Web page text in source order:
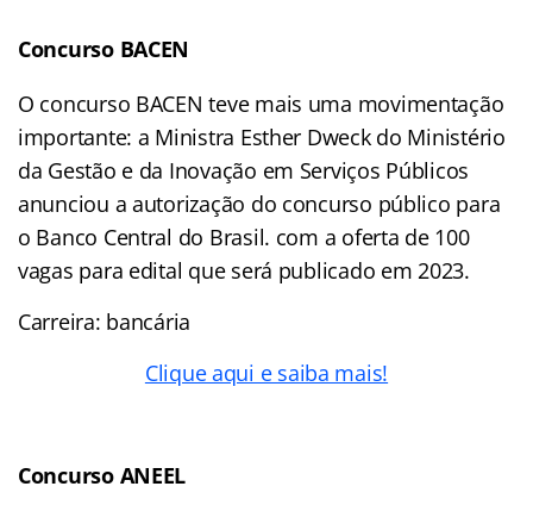
Concurso BACEN
O concurso BACEN teve mais uma movimentação
importante: a Ministra Esther Dweck do Ministério
da Gestão e da Inovação em Serviços Públicos
anunciou a autorização do concurso público para
o Banco Central do Brasil. com a oferta de 100
vagas para edital que será publicado em 2023.
Carreira: bancária
Clique aqui e saiba mais!
Concurso ANEEL